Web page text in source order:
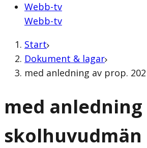
Webb-tv
Webb-tv
Start
Dokument & lagar
med anledning av prop.
med
skolhuvudmän